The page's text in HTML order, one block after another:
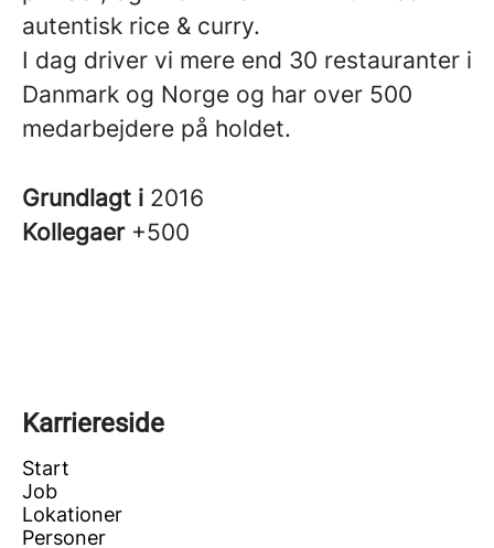
autentisk rice & curry.
I dag driver vi mere end 30 restauranter i
Danmark og Norge og har over 500
medarbejdere på holdet.
Grundlagt i 2016
Kollegaer +500
Karriereside
Start
Job
Lokationer
Personer